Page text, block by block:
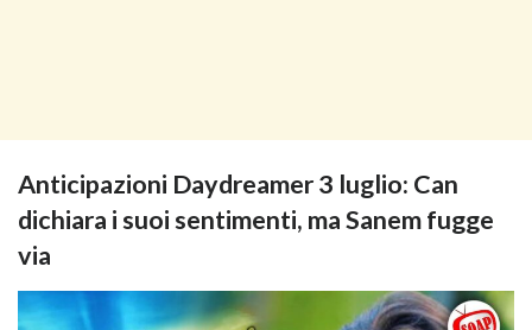
Anticipazioni Daydreamer 3 luglio: Can
dichiara i suoi sentimenti, ma Sanem fugge
via